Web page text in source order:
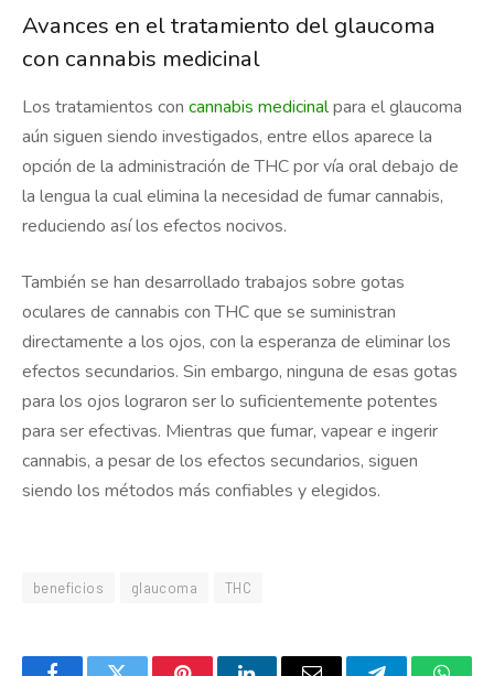
Avances en el tratamiento del glaucoma
con cannabis medicinal
Los tratamientos con cannabis medicinalpara el glaucoma
aún siguen siendo investigados, entre ellos aparece la
opción de la administración de THC por vía oral debajo de
la lengua la cual elimina la necesidad de fumar cannabis,
reduciendo así los efectos nocivos.
También se han desarrollado trabajos sobre gotas
oculares de cannabis con THC que se suministran
directamente a los ojos, con la esperanza de eliminar los
efectos secundarios. Sin embargo, ninguna de esas gotas
para los ojos lograron ser lo suficientemente potentes
para ser efectivas. Mientras que fumar, vapear e ingerir
cannabis, a pesar de los efectos secundarios, siguen
siendo los métodos más confiables y elegidos.
beneficios glaucoma THC